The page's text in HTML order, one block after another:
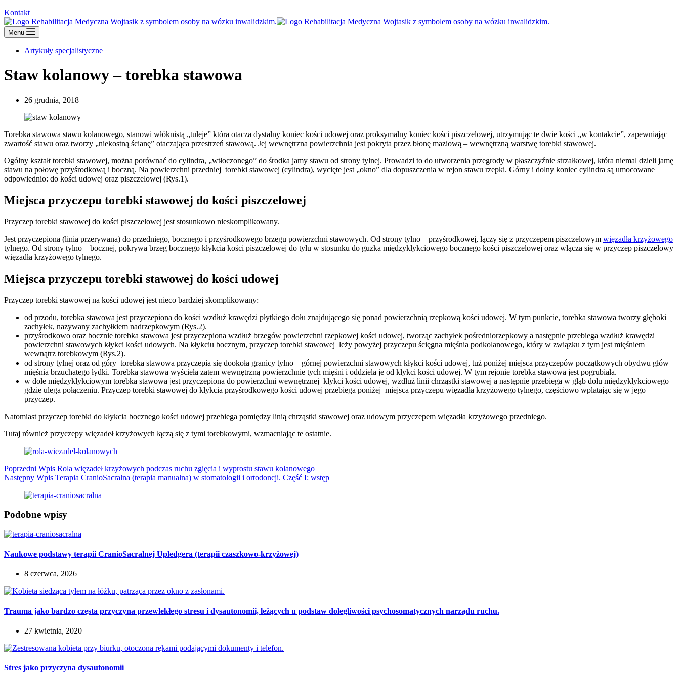
Kontakt
Menu
Artykuły specjalistyczne
Staw kolanowy – torebka stawowa
26 grudnia, 2018
Torebka stawowa stawu kolanowego, stanowi włóknistą „tuleje” która otacza dystalny koniec kości udowej oraz proksymalny koniec kości piszczelowej, utrzymując te dwie kości „w kontakcie”, zapewniając
zwartość stawu oraz tworzy „niekostną ścianę” otaczająca przestrzeń stawową. Jej wewnętrzna powierzchnia jest pokryta przez błonę maziową – wewnętrzną warstwę torebki stawowej.
Ogólny kształt torebki stawowej, można porównać do cylindra, „wtłoczonego” do środka jamy stawu od strony tylnej. Prowadzi to do utworzenia przegrody w płaszczyźnie strzałkowej, która niemal dzieli jamę
stawu na połowę przyśrodkową i boczną. Na powierzchni przedniej torebki stawowej (cylindra), wycięte jest „okno” dla dopuszczenia w rejon stawu rzepki. Górny i dolny koniec cylindra są umocowane
odpowiednio: do kości udowej oraz piszczelowej (Rys.1).
Miejsca przyczepu torebki stawowej do kości piszczelowej
Przyczep torebki stawowej do kości piszczelowej jest stosunkowo nieskomplikowany.
Jest przyczepiona (linia przerywana) do przedniego, bocznego i przyśrodkowego brzegu powierzchni stawowych. Od strony tylno – przyśrodkowej, łączy się z przyczepem piszczelowym więzadła krzyżowego
tylnego. Od strony tylno – bocznej, pokrywa brzeg bocznego kłykcia kości piszczelowej do tyłu w stosunku do guzka międzykłykciowego bocznego kości piszczelowej oraz włącza się w przyczep piszczelowy
więzadła krzyżowego tylnego.
Miejsca przyczepu torebki stawowej do kości udowej
Przyczep torebki stawowej na kości udowej jest nieco bardziej skomplikowany:
od przodu, torebka stawowa jest przyczepiona do kości wzdłuż krawędzi płytkiego dołu znajdującego się ponad powierzchnią rzepkową kości udowej. W tym punkcie, torebka stawowa tworzy głęboki
zachyłek, nazywany zachyłkiem nadrzepkowym (Rys.2).
przyśrodkowo oraz bocznie torebka stawowa jest przyczepiona wzdłuż brzegów powierzchni rzepkowej kości udowej, tworząc zachyłek pośredniorzepkowy a następnie przebiega wzdłuż krawędzi
powierzchni stawowych kłykci kości udowych. Na kłykciu bocznym, przyczep torebki stawowej leży powyżej przyczepu ścięgna mięśnia podkolanowego, który w związku z tym jest mięśniem
wewnątrz torebkowym (Rys.2).
od strony tylnej oraz od góry torebka stawowa przyczepia się dookoła granicy tylno – górnej powierzchni stawowych kłykci kości udowej, tuż poniżej miejsca przyczepów początkowych obydwu głów
mięśnia brzuchatego łydki. Torebka stawowa wyścieła zatem wewnętrzną powierzchnie tych mięśni i oddziela je od kłykci kości udowej. W tym rejonie torebka stawowa jest pogrubiała.
w dole międzykłykciowym torebka stawowa jest przyczepiona do powierzchni wewnętrznej kłykci kości udowej, wzdłuż linii chrząstki stawowej a następnie przebiega w głąb dołu międzykłykciowego
gdzie ulega połączeniu. Przyczep torebki stawowej do kłykcia przyśrodkowego kości udowej przebiega poniżej miejsca przyczepu więzadła krzyżowego tylnego, częściowo wplatając się w jego
przyczep.
Natomiast przyczep torebki do kłykcia bocznego kości udowej przebiega pomiędzy linią chrząstki stawowej oraz udowym przyczepem więzadła krzyżowego przedniego.
Tutaj również przyczepy więzadeł krzyżowych łączą się z tymi torebkowymi, wzmacniając te ostatnie.
Poprzedni Wpis Rola więzadeł krzyżowych podczas ruchu zgięcia i wyprostu stawu kolanowego
Następny Wpis Terapia CranioSacralna (terapia manualna) w stomatologii i ortodoncji. Część I: wstęp
Podobne wpisy
Naukowe podstawy terapii CranioSacralnej Upledgera (terapii czaszkowo-krzyżowej)
8 czerwca, 2026
Trauma jako bardzo częsta przyczyna przewlekłego stresu i dysautonomii, leżących u podstaw dolegliwości psychosomatycznych narządu ruchu.
27 kwietnia, 2020
Stres jako przyczyna dysautonomii